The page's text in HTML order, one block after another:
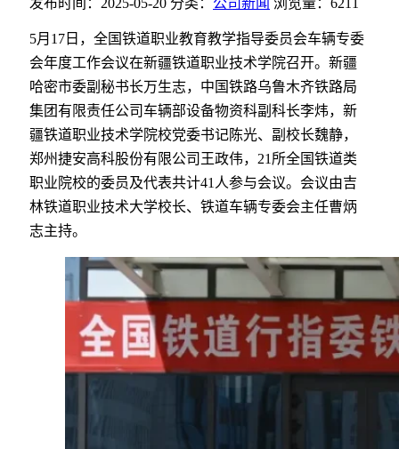
5月17日，全国铁道职业教育教学指导委员会车辆专委
会年度工作会议在新疆铁道职业技术学院召开。新疆
哈密市委副秘书长万生志，中国铁路乌鲁木齐铁路局
集团有限责任公司车辆部设备物资科副科长李炜，新
疆铁道职业技术学院校党委书记陈光、副校长魏静，
郑州捷安高科股份有限公司王政伟，21所全国铁道类
职业院校的委员及代表共计41人参与会议。会议由吉
林铁道职业技术大学校长、铁道车辆专委会主任曹炳
志主持。